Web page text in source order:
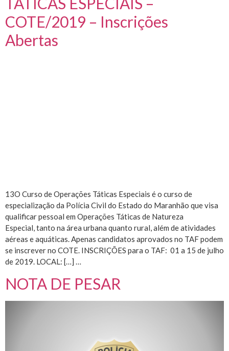
COTE/2019 – Inscrições
Abertas
13O Curso de Operações Táticas Especiais é o curso de
especialização da Polícia Civil do Estado do Maranhão que visa
qualificar pessoal em Operações Táticas de Natureza
Especial, tanto na área urbana quanto rural, além de atividades
aéreas e aquáticas. Apenas candidatos aprovados no TAF podem
se inscrever no COTE. INSCRIÇÕES para o TAF: 01 a 15 de julho
de 2019. LOCAL: […] …
NOTA DE PESAR